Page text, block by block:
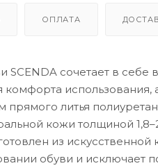
ОПЛАТА
сочетает в
литья
кожи толщиной
из
обуви и исключает